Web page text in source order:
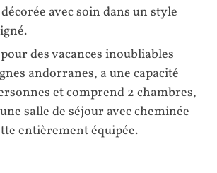
avec soin dans un style
des vacances inoubliables
andorranes, a une capacité
et comprend 2 chambres,
salle de séjour avec cheminée
entièrement équipée.